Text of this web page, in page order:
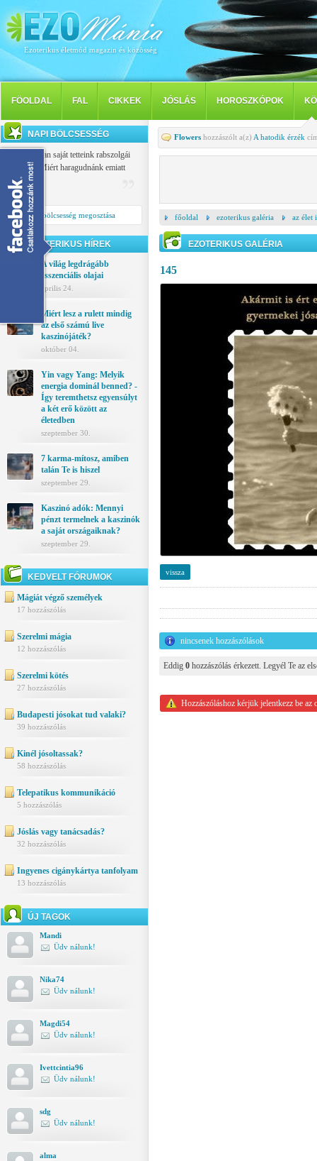
Ezoterikus életmód magazin és közösség
FÖOLDAL FAL CIKKEK JÓSLÁS HOROSZKÓPOK
NAPI BÖLCSESSÉG
Mindannyian saját tetteink rabszolgái
vagyunk: Miért haragudnánk emiatt
másokra?
Buiddha
Napi bölcsesség megosztása
EZOTERIKUS HÍREK
A világ legdrágább
esszenciális olajai
április 24.
Miért lesz a rulett mindig
az első számú live
kaszinójáték?
október 04.
Yin vagy Yang: Melyik
energia dominál benned? -
Így teremthetsz egyensúlyt
a két erő között az
életedben
szeptember 30.
7 karma-mítosz, amiben
talán Te is hiszel
szeptember 29.
Kaszinó adók: Mennyi
pénzt termelnek a kaszinók
a saját országaiknak?
szeptember 29.
KEDVELT FÓRUMOK
Mágiát végző személyek
17 hozzászólás
Szerelmi mágia
12 hozzászólás
Szerelmi kötés
27 hozzászólás
Budapesti jósokat tud valaki?
39 hozzászólás
Kinél jósoltassak?
58 hozzászólás
Telepatikus kommunikáció
5 hozzászólás
Jóslás vagy tanácsadás?
32 hozzászólás
Ingyenes cigánykártya tanfolyam
13 hozzászólás
ÚJ TAGOK
Mandi
Üdv nálunk!
Nika74
Üdv nálunk!
Magdi54
Üdv nálunk!
Ivettcintia96
Üdv nálunk!
sdg
Üdv nálunk!
alma
Flowers hozzászólt a(z) A hatodik érzék
főoldal ezoterikus galéria az élet
EZOTERIKUS GALÉRIA
145
vissza
nincsenek hozzászólások
Eddig 0 hozzászólás érkezett. Legyél Te az
Hozzászóláshoz kérjük jelentkezz be az